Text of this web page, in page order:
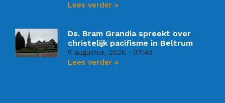
Lees verder »
Ds. Bram Grandia spreekt over
christelijk pacifisme in Beltrum
5 augustus, 2026 07:40
Lees verder »